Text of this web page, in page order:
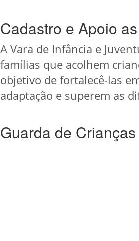
Cadastro e Apoio
A Vara de Infância e
famílias que acolhem
objetivo de fortalecê-las
adaptação e superem as
Guarda de